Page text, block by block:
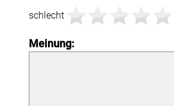
schlecht
Meinung: